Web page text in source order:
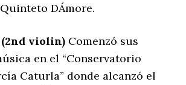
DÁmore.
violin) Comenzó sus
en el “Conservatorio
Caturla” donde alcanzó el